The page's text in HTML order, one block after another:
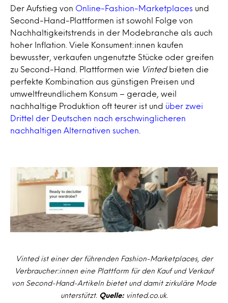
Der Aufstieg von Online-Fashion-Marketplaces und
Second-Hand-Plattformen ist sowohl Folge von
Nachhaltigkeitstrends in der Modebranche als auch
hoher Inflation. Viele Konsument:innen kaufen
bewusster, verkaufen ungenutzte Stücke oder greifen
zu Second-Hand. Plattformen wie Vintedbieten die
perfekte Kombination aus günstigen Preisen und
umweltfreundlichem Konsum – gerade, weil
nachhaltige Produktion oft teurer ist und über zwei
Drittel der Deutschen nach erschwinglicheren
nachhaltigen Alternativen suchen
Vinted ist einer der führenden Fashion-Marketplaces, der
Verbraucher:innen eine Plattform für den Kauf und Verkauf
von Second-Hand-Artikeln bietet und damit zirkuläre Mode
unterstützt. Quelle:vinted.co.uk.